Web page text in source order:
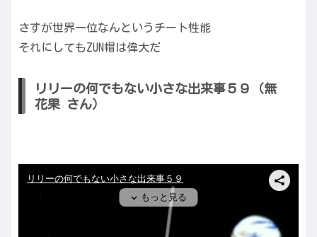
さすが世界一位なんというチート性能
それにしてもZUN帽は偉大だ
リリーの何でもない小さな出来事５９（無
花果 さん）